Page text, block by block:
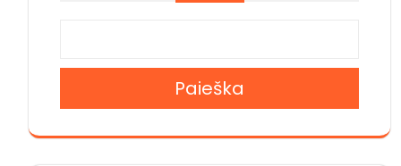
Paieška